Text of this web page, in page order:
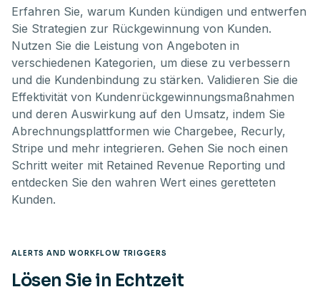
Erfahren Sie, warum Kunden kündigen und entwerfen
Sie Strategien zur Rückgewinnung von Kunden.
Nutzen Sie die Leistung von Angeboten in
verschiedenen Kategorien, um diese zu verbessern
und die Kundenbindung zu stärken. Validieren Sie die
Effektivität von Kundenrückgewinnungsmaßnahmen
und deren Auswirkung auf den Umsatz, indem Sie
Abrechnungsplattformen wie Chargebee, Recurly,
Stripe und mehr integrieren. Gehen Sie noch einen
Schritt weiter mit Retained Revenue Reporting und
entdecken Sie den wahren Wert eines geretteten
Kunden.
ALERTS AND WORKFLOW TRIGGERS
Lösen Sie in Echtzeit